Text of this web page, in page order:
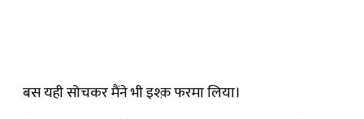
बस यही सोचकर मैंने भी इश्क़ फरमा लिया।